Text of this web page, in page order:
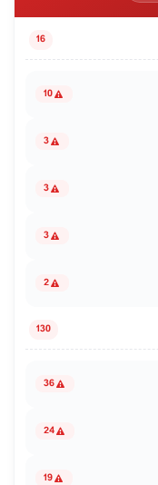
16
10
3
3
3
2
130
36
24
19